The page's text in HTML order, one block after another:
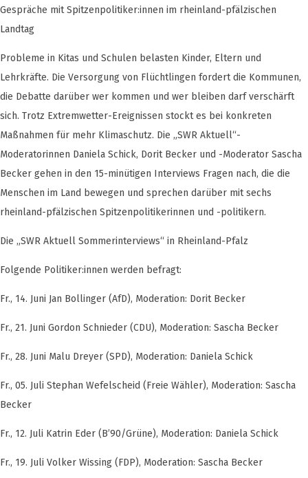
Gespräche mit Spitzenpolitiker:innen im rheinland-pfälzischen
Landtag
Probleme in Kitas und Schulen belasten Kinder, Eltern und
Lehrkräfte. Die Versorgung von Flüchtlingen fordert die Kommunen,
die Debatte darüber wer kommen und wer bleiben darf verschärft
sich. Trotz Extremwetter-Ereignissen stockt es bei konkreten
Maßnahmen für mehr Klimaschutz. Die „SWR Aktuell“-
Moderatorinnen Daniela Schick, Dorit Becker und -Moderator Sascha
Becker gehen in den 15-minütigen Interviews Fragen nach, die die
Menschen im Land bewegen und sprechen darüber mit sechs
rheinland-pfälzischen Spitzenpolitikerinnen und -politikern.
Die „SWR Aktuell Sommerinterviews“ in Rheinland-Pfalz
Folgende Politiker:innen werden befragt:
Fr., 14. Juni Jan Bollinger (AfD), Moderation: Dorit Becker
Fr., 21. Juni Gordon Schnieder (CDU), Moderation: Sascha Becker
Fr., 28. Juni Malu Dreyer (SPD), Moderation: Daniela Schick
Fr., 05. Juli Stephan Wefelscheid (Freie Wähler), Moderation: Sascha
Becker
Fr., 12. Juli Katrin Eder (B’90/Grüne), Moderation: Daniela Schick
Fr., 19. Juli Volker Wissing (FDP), Moderation: Sascha Becker